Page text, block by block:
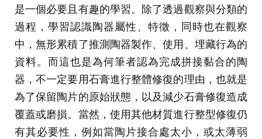
是一個必要且有趣的學習。除了透過觀察與分類的
過程，學習認識陶器屬性、特徵，同時也在觀察
中，無形累積了推測陶器製作、使用、埋藏行為的
資料。而這也是為何筆者認為完成拼接黏合的陶
器，不一定要用石膏進行整體修復的理由，也就是
為了保留陶片的原始狀態，以及減少石膏修復造成
覆蓋或磨損。當然，使用其他材質進行整型修復仍
有其必要性，例如當陶片接合處太小，或太薄弱